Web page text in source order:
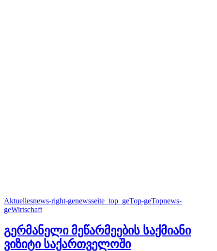
Aktuellesnews-right-genewsseite_top_geTop-geTopnews-
geWirtschaft
გერმანელი მეწარმეების საქმიანი
ვიზიტი საქართველოში